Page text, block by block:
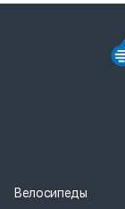
Велосипеды